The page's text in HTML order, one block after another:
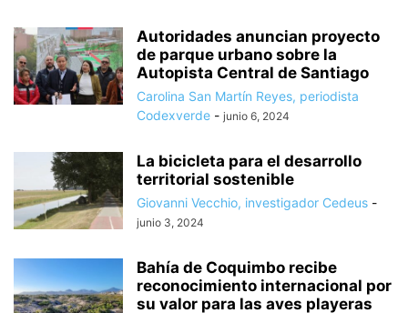
Autoridades anuncian proyecto
de parque urbano sobre la
Autopista Central de Santiago
Carolina San Martín Reyes, periodista
Codexverde - junio 6, 2024
La bicicleta para el desarrollo
territorial sostenible
Giovanni Vecchio, investigador Cedeus -
junio 3, 2024
Bahía de Coquimbo recibe
reconocimiento internacional por
su valor para las aves playeras